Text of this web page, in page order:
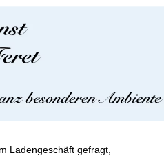
Ladengeschäft gefragt,